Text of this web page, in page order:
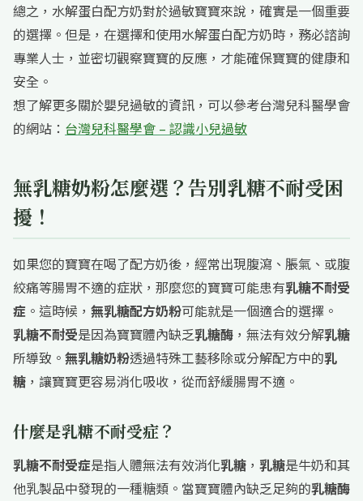
總之，水解蛋白配方奶對於過敏寶寶來說，確實是一個重要
的選擇。但是，在選擇和使用水解蛋白配方奶時，務必諮詢
專業人士，並密切觀察寶寶的反應，才能確保寶寶的健康和
安全。
想了解更多關於嬰兒過敏的資訊，可以參考台灣兒科醫學會
的網站： 台灣兒科醫學會 – 認識小兒過敏
無乳糖奶粉怎麼選？告別乳糖不耐受困
擾！
如果您的寶寶在喝了配方奶後，經常出現腹瀉、脹氣、或腹
絞痛等腸胃不適的症狀，那麼您的寶寶可能患有乳糖不耐受
症 。這時候， 無乳糖配方奶粉可能就是一個適合的選擇。
乳糖不耐受是因為寶寶體內缺乏乳糖酶 ，無法有效分解乳糖
所導致。 無乳糖奶粉透過特殊工藝移除或分解配方中的乳
糖 ，讓寶寶更容易消化吸收，從而舒緩腸胃不適。
什麼是乳糖不耐受症？
乳糖不耐受症是指人體無法有效消化乳糖 ， 乳糖是牛奶和其
他乳製品中發現的一種糖類。當寶寶體內缺乏足夠的乳糖酶